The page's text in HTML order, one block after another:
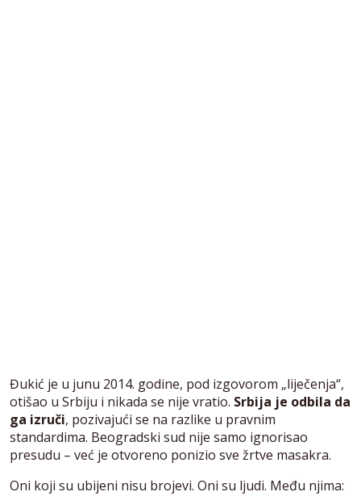
Đukić je u junu 2014. godine, pod izgovorom „liječenja“,
otišao u Srbiju i nikada se nije vratio. Srbija je odbila da
ga izruči, pozivajući se na razlike u pravnim
standardima. Beogradski sud nije samo ignorisao
presudu – već je otvoreno ponizio sve žrtve masakra.
Oni koji su ubijeni nisu brojevi. Oni su ljudi. Među njima: